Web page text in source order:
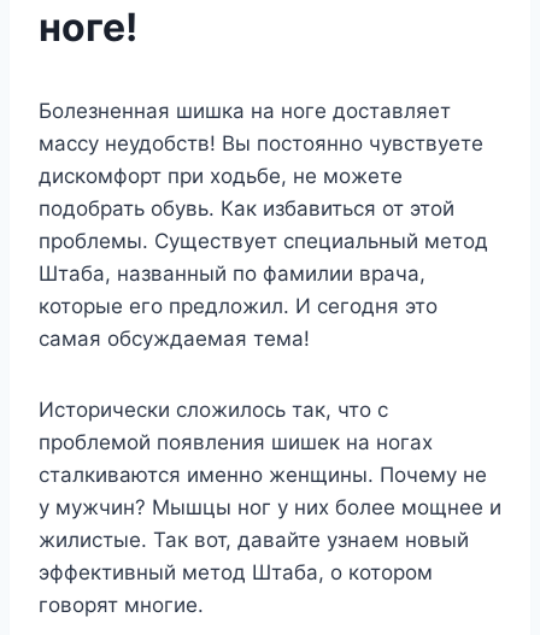
ноге!
Болезненная шишка на ноге доставляет
массу неудобств! Вы постоянно чувствуете
дискомфорт при ходьбе, не можете
подобрать обувь. Как избавиться от этой
проблемы. Существует специальный метод
Штаба, названный по фамилии врача,
которые его предложил. И сегодня это
самая обсуждаемая тема!
Исторически сложилось так, что с
проблемой появления шишек на ногах
сталкиваются именно женщины. Почему не
у мужчин? Мышцы ног у них более мощнее и
жилистые. Так вот, давайте узнаем новый
эффективный метод Штаба, о котором
говорят многие.